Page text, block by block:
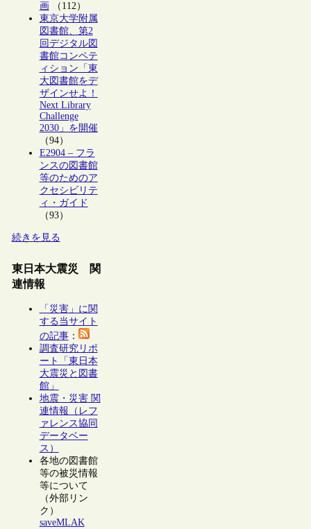
画（112）
東京大学附属
図書館、第2
回デジタル図
書館コンペテ
ィション「東
大図書館をデ
ザインせよ！
Next Library
Challenge
2030」を開催
（94）
E2904 – フラ
ンスの図書館
等のためのア
クセシビリテ
ィ・ガイド
（93）
続きを見る
東日本大震災 関
連情報
「災害」に関
する当サイト
の記事：
調査研究リポ
ート「東日本
大震災と図書
館」
地震・災害 関
連情報（レフ
ァレンス協同
データベー
ス）
各地の図書館
等の被災情報
等について
（外部リン
ク）
saveMLAK